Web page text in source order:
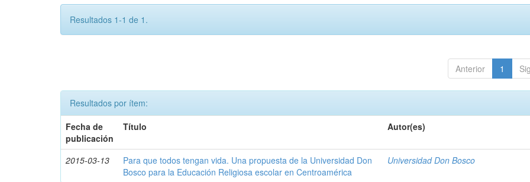
Resultados 1-1 de 1.
Anterior 1
Resultados por ítem:
Fecha de
publicación
Título Autor(es)
2015-03-13
Para que todos tengan vida. Una propuesta de la Universidad Don
Bosco para la Educación Religiosa escolar en Centroamérica
Universidad Don Bosco